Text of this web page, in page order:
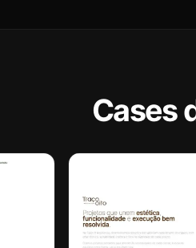
Cases